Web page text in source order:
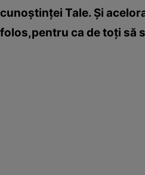
cunoştinţei Tale. Şi
folos,pentru ca de toţi să